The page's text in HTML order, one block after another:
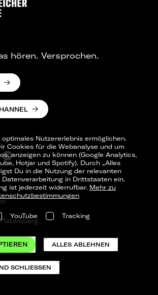
Nutzererlebnis ermöglichen.
Cookies für die Webanalyse und um
anzeigen zu können (Google Analytics,
Hotjar und Spotify). Durch „Alles
Du in die Nutzung der relevanten
Datenverarbeitung in Drittstaaten ein.
ist jederzeit widerrufbar. Mehr zu
YouTube Tracking
ALLES ABLEHNEN
SCHLIESSEN
hören. Versprochen.